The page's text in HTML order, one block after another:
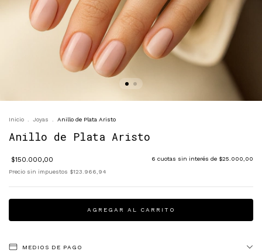
Inicio Joyas Anillo de Plata Aristo
Anillo de Plata Aristo
$150.000,00 6 cuotas sin interés de $25.000,00
Precio sin impuestos $123.966,94
MEDIOS DE PAGO